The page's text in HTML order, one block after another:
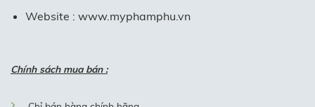
Website : www.myphamphu.vn
Chính sách mua bán :